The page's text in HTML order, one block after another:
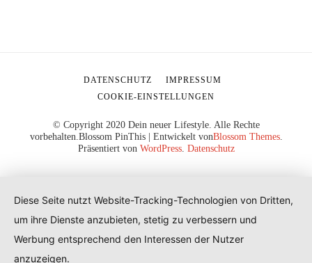
© Copyright 2020 Dein neuer Lifestyle. Alle Rechte
vorbehalten.Blossom PinThis | Entwickelt vonBlossom Themes.
Präsentiert von WordPress. Datenschutz
DATENSCHUTZ
IMPRESSUM
COOKIE-EINSTELLUNGEN
Diese Seite nutzt Website-Tracking-Technologien von Dritten,
um ihre Dienste anzubieten, stetig zu verbessern und
Werbung entsprechend den Interessen der Nutzer
anzuzeigen.